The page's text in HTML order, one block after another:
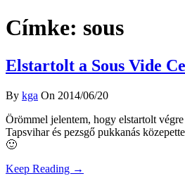
Címke: sous
Elstartolt a Sous Vide
By kga On 2014/06/20
Örömmel jelentem, hogy elstartolt
Tapsvihar és pezsgő pukkanás
🙂
Keep Reading →